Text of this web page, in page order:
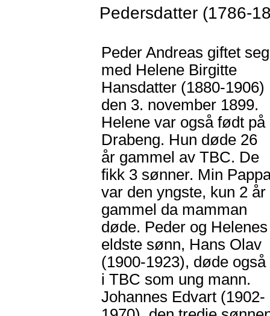
Pedersdatter (1786-
Peder Andreas giftet seg
med Helene Birgitte
Hansdatter (1880-1906)
den 3. november 1899.
Helene var også født på
Drabeng. Hun døde 26
år gammel av TBC. De
fikk 3 sønner. Min
var den yngste, kun 2 år
gammel da mamman
døde. Peder og Helenes
eldste sønn, Hans Olav
(1900-1923), døde også
i TBC som ung mann.
Johannes Edvart (1902-